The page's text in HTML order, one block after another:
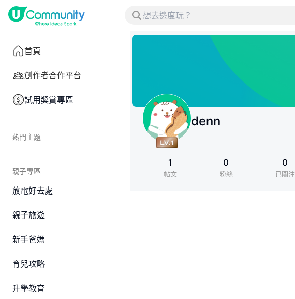
首頁
創作者合作平台
試用獎賞專區
熱門主題
親子專區
放電好去處
親子旅遊
新手爸媽
育兒攻略
升學教育
denn
1
帖文
0
粉絲
0
已關注